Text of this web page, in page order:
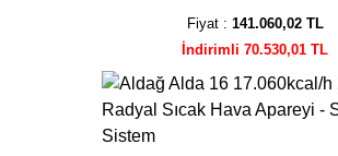
Fiyat : 141.060,02 TL
İndirimli 70.530,01 TL